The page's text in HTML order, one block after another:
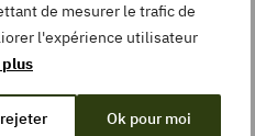
de mesurer le trafic de
l'expérience utilisateur
plus
Ok pour moi